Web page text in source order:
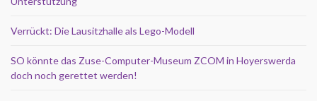
Verrückt: Die Lausitzhalle als Lego-Modell
SO könnte das Zuse-Computer-Museum ZCOM in Hoyerswerda
doch noch gerettet werden!